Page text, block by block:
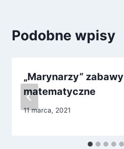
Podobne wpisy
„Marynarzy” zabawy
matematyczne
11 marca, 2021